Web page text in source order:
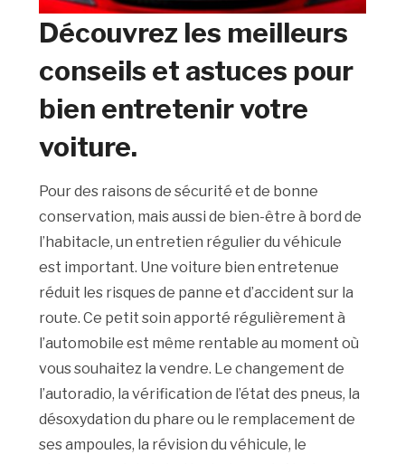
Découvrez les meilleurs
conseils et astuces pour
bien entretenir votre
voiture.
Pour des raisons de sécurité et de bonne
conservation, mais aussi de bien-être à bord de
l’habitacle, un entretien régulier du véhicule
est important. Une voiture bien entretenue
réduit les risques de panne et d’accident sur la
route. Ce petit soin apporté régulièrement à
l’automobile est même rentable au moment où
vous souhaitez la vendre. Le changement de
l’autoradio, la vérification de l’état des pneus, la
désoxydation du phare ou le remplacement de
ses ampoules, la révision du véhicule, le